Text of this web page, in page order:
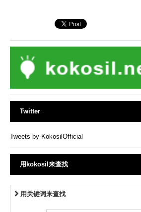
Twitter
Tweets by KokosilOfficial
用kokosil来查找
用关键词来查找